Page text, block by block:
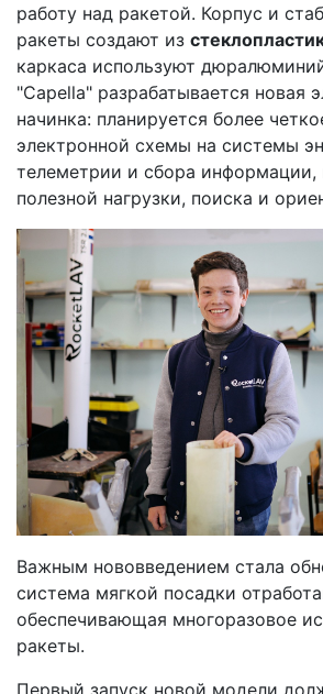
работу над ракетой. Корпус и
ракеты создают из
каркаса используют
"Capella" разрабатывается новая
начинка: планируется более
электронной схемы на системы
телеметрии и сбора информации,
полезной нагрузки, поиска и
Важным нововведением стала
система мягкой посадки
обеспечивающая многоразовое
ракеты.
Первый запуск новой модели